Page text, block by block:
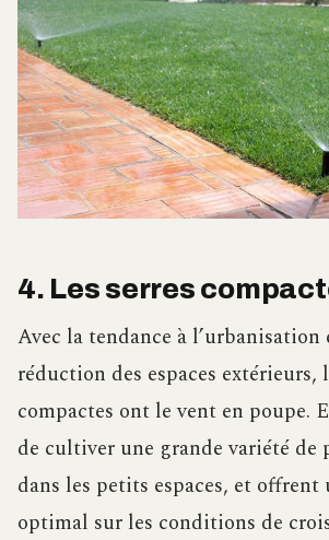
4. Les serres
Avec la tendance à l’urbanisation
réduction des espaces extérieurs,
compactes ont le vent en poupe.
de cultiver une grande variété de
dans les petits espaces, et
optimal sur les conditions de